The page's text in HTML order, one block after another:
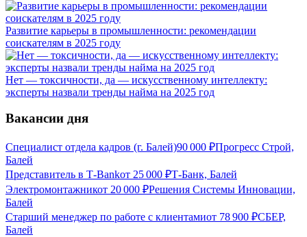
Развитие карьеры в промышленности: рекомендации
соискателям в 2025 году
Нет — токсичности, да — искусственному интеллекту:
эксперты назвали тренды найма на 2025 год
Вакансии дня
Специалист отдела кадров (г. Балей)90 000 ₽Прогресс Строй,
Балей
Представитель в Т-Bankот 25 000 ₽Т-Банк, Балей
Электромонтажникот 20 000 ₽Решения Системы Инновации,
Балей
Старший менеджер по работе с клиентамиот 78 900 ₽СБЕР,
Балей